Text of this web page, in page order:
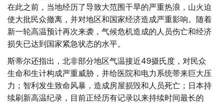
在此之前，当地经历了导致大范围干旱的严重热浪，山火迫
使大批民众撤离，并对地区和国家经济造成严重影响。随着
新一轮高温预计再次来袭，气候危机造成的人员伤亡和经济
损失已达到国家紧急状态的水平。
斯蒂尔还指出，北非部分地区气温接近49摄氏度，对民众
生命和生计构成严重威胁，并给医院和电力系统带来巨大压
力；智利发生致命风暴，造成房屋损毁和人员死亡；日本持
续刷新高温纪录，目前正经历有记录以来持续时间最长的